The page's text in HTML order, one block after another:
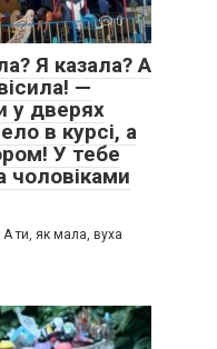
0
Я казала? А
—
у дверях
в курсі, а
У тебе
чоловіками
ти, як мала, вуха